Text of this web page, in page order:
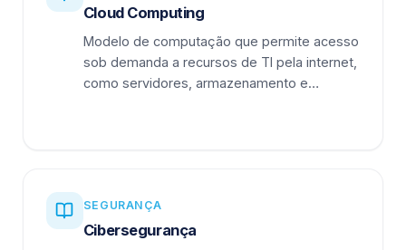
Cloud Computing
Modelo de computação que permite acesso
sob demanda a recursos de TI pela internet,
como servidores, armazenamento e
SEGURANÇA
Cibersegurança